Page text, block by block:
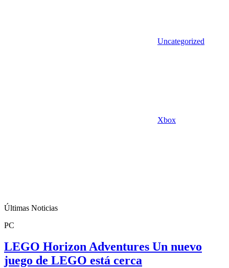
Uncategorized
Xbox
Últimas Noticias
PC
LEGO Horizon Adventures Un nuevo
juego de LEGO está cerca